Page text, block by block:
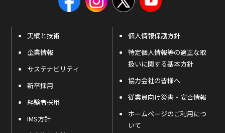
実績と技術
企業情報
サステナビリティ
新卒採用
経験者採用
IMS方針
個人情報保護方針
特定個人情報等の適正な取
扱いに関する基本方針
協力会社の皆様へ
従業員向け災害・安否情報
ホームページのご利用につ
いて